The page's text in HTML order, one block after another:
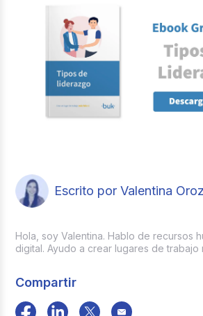
Escrito por Valentina
Hola, soy Valentina. Hablo de recursos
digital. Ayudo a crear lugares de trabajo
Compartir